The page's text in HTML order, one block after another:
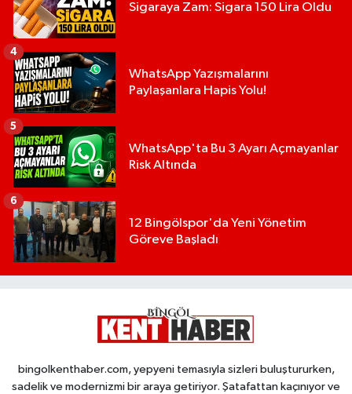
Sigaraya Zam: Sigara 150 Lira Oldu
WhatsApp Yazışmalarını
Paylaşanlara Hapis Yolu!
4
WhatsApp'ta Bu 3 Ayarı Açmayanlar
Risk Altında
5
12 Bingölspor'da Yeni Yönetim
Göreve Başladı
6
bingolkenthaber.com, yepyeni temasıyla sizleri buluştururken,
sadelik ve modernizmi bir araya getiriyor. Şatafattan kaçınıyor ve